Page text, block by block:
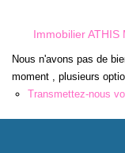
Immobilier ATHIS
Nous n'avons pas de
moment , plusieurs
Transmettez-nous